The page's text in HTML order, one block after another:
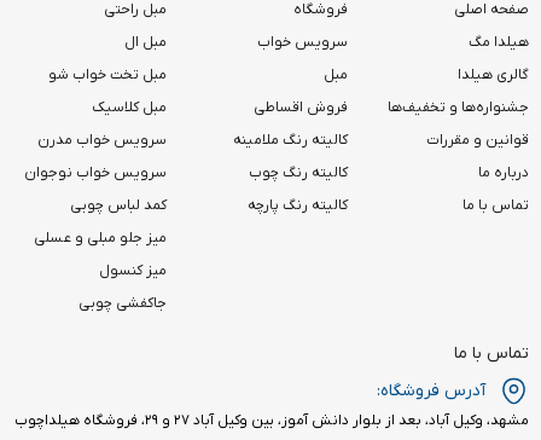
صفحه اصلی
هیلدا مگ
گالری هیلدا
جشنواره‌ها و تخفیف‌ها
قوانین و مقررات
درباره ما
تماس با ما
فروشگاه
سرویس خواب
مبل
فروش اقساطی
کالیته رنگ ملامینه
کالیته رنگ چوب
کالیته رنگ پارچه
مبل راحتی
مبل ال
مبل تخت خواب شو
مبل کلاسیک
سرویس خواب مدرن
سرویس خواب نوجوان
کمد لباس چوبی
میز جلو مبلی و عسلی
میز کنسول
جاکفشی چوبی
تماس با ما
آدرس فروشگاه:
مشهد، وکیل آباد، بعد از بلوار دانش آموز، بین وکیل آباد ۲۷ و ۲۹، فروشگاه هیلداچوب